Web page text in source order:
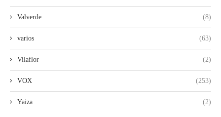
Valverde (8)
varios (63)
Vilaflor (2)
VOX (253)
Yaiza (2)